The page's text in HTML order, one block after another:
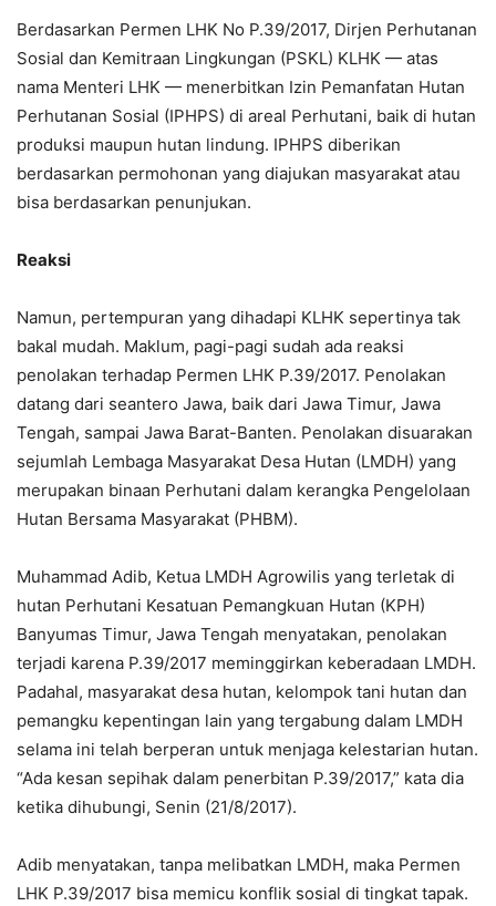
Berdasarkan Permen LHK No P.39/2017, Dirjen Perhutanan
Sosial dan Kemitraan Lingkungan (PSKL) KLHK — atas
nama Menteri LHK — menerbitkan Izin Pemanfatan Hutan
Perhutanan Sosial (IPHPS) di areal Perhutani, baik di hutan
produksi maupun hutan lindung. IPHPS diberikan
berdasarkan permohonan yang diajukan masyarakat atau
bisa berdasarkan penunjukan.
Reaksi
Namun, pertempuran yang dihadapi KLHK sepertinya tak
bakal mudah. Maklum, pagi-pagi sudah ada reaksi
penolakan terhadap Permen LHK P.39/2017. Penolakan
datang dari seantero Jawa, baik dari Jawa Timur, Jawa
Tengah, sampai Jawa Barat-Banten. Penolakan disuarakan
sejumlah Lembaga Masyarakat Desa Hutan (LMDH) yang
merupakan binaan Perhutani dalam kerangka Pengelolaan
Hutan Bersama Masyarakat (PHBM).
Muhammad Adib, Ketua LMDH Agrowilis yang terletak di
hutan Perhutani Kesatuan Pemangkuan Hutan (KPH)
Banyumas Timur, Jawa Tengah menyatakan, penolakan
terjadi karena P.39/2017 meminggirkan keberadaan LMDH.
Padahal, masyarakat desa hutan, kelompok tani hutan dan
pemangku kepentingan lain yang tergabung dalam LMDH
selama ini telah berperan untuk menjaga kelestarian hutan.
“Ada kesan sepihak dalam penerbitan P.39/2017,” kata dia
ketika dihubungi, Senin (21/8/2017).
Adib menyatakan, tanpa melibatkan LMDH, maka Permen
LHK P.39/2017 bisa memicu konflik sosial di tingkat tapak.